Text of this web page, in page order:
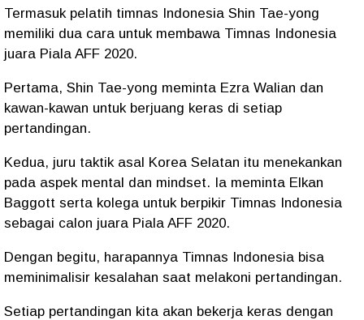
Termasuk pelatih timnas Indonesia Shin Tae-yong
memiliki dua cara untuk membawa Timnas Indonesia
juara Piala AFF 2020.
Pertama, Shin Tae-yong meminta Ezra Walian dan
kawan-kawan untuk berjuang keras di setiap
pertandingan.
Kedua, juru taktik asal Korea Selatan itu menekankan
pada aspek mental dan mindset. Ia meminta Elkan
Baggott serta kolega untuk berpikir Timnas Indonesia
sebagai calon juara Piala AFF 2020.
Dengan begitu, harapannya Timnas Indonesia bisa
meminimalisir kesalahan saat melakoni pertandingan.
Setiap pertandingan kita akan bekerja keras dengan